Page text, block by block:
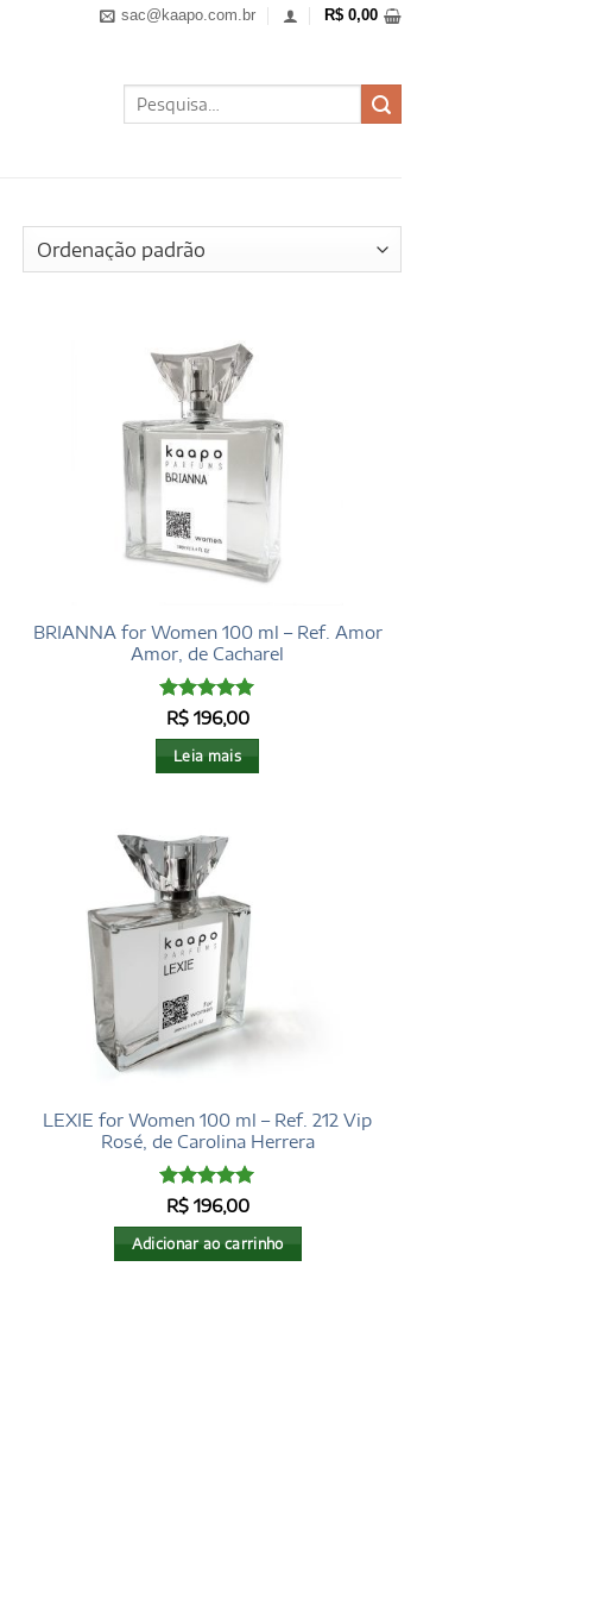
sac@kaapo.com.br R$ 0,00
Pesquisar
por:
BRIANNA for Women 100 ml – Ref. Amor
Amor, de Cacharel
Avaliação5
R$196,00
Leia mais
LEXIE for Women 100 ml – Ref. 212 Vip
Rosé, de Carolina Herrera
Avaliação5
R$196,00
Adicionar ao carrinho